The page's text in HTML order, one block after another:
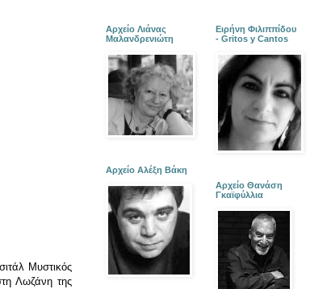
Μυστικός
Λωζάνη της
Αρχείο Λιάνας
Μαλανδρενιώτη
Αρχείο Αλέξη Βάκη
Ειρήνη Φιλιππίδου
- Gritos y Cantos
Αρχείο Θανάση
Γκαϊφύλλια